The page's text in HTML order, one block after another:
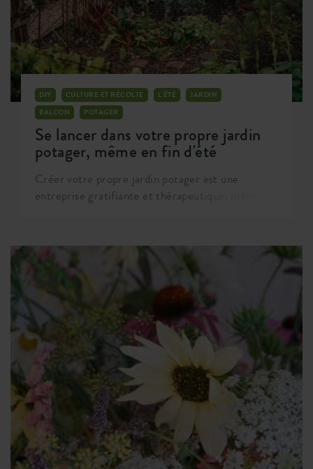
DIY CULTURE ET RÉCOLTE L'ÉTÉ
JARDIN
BALCON
POTAGER
Se lancer dans votre propre jardin
potager, même en fin d'été
Créer votre propre jardin potager est une
entreprise gratifiante et thérapeutique, même
cela favorise également une connexion plus
profonde avec la nature et une meilleure
appréciation de la nourriture que vous
consommez. Et le plus beau, c'est que vous
pouvez vous lancer dans cette aventure à
n'importe quel moment de l'année. Dans cet
article, nous vous guiderons à travers les
premières étapes de la mise en place de votre
propre jardin et vous fournirons un aperçu sur les
tâches à accomplir à la fin de l’été.